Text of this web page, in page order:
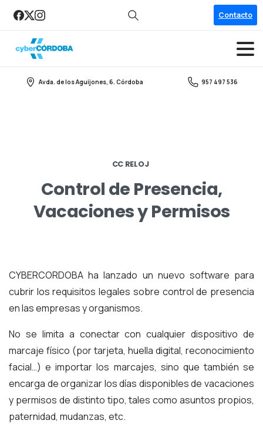
Search
Contacto
Avda. de los Aguijones, 6. Córdoba 957 497 536
CC RELOJ
Control de Presencia,
VacacionesyPermisos
CYBERCORDOBA ha lanzado un nuevo software para
cubrir los requisitos legales sobre control de presencia
en las empresas y organismos.
No se limita a conectar con cualquier dispositivo de
marcaje físico (por tarjeta, huella digital, reconocimiento
facial…) e importar los marcajes, sino que también se
encarga de organizar los días disponibles de vacaciones
y permisos de distinto tipo, tales como asuntos propios,
paternidad, mudanzas, etc.